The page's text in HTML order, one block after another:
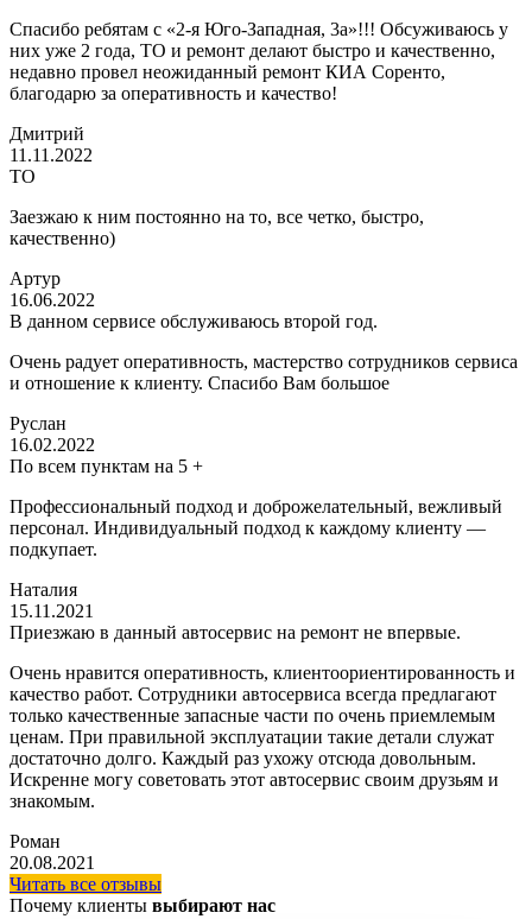
Спасибо ребятам с «2-я Юго-Западная, 3а»!!! Обсуживаюсь у
них уже 2 года, ТО и ремонт делают быстро и качественно,
недавно провел неожиданный ремонт КИА Соренто,
благодарю за оперативность и качество!
Дмитрий
11.11.2022
ТО
Заезжаю к ним постоянно на то, все четко, быстро,
качественно)
Артур
16.06.2022
В данном сервисе обслуживаюсь второй год.
Очень радует оперативность, мастерство сотрудников сервиса
и отношение к клиенту. Спасибо Вам большое
Руслан
16.02.2022
По всем пунктам на 5 +
Профессиональный подход и доброжелательный, вежливый
персонал. Индивидуальный подход к каждому клиенту —
подкупает.
Наталия
15.11.2021
Приезжаю в данный автосервис на ремонт не впервые.
Очень нравится оперативность, клиентоориентированность и
качество работ. Сотрудники автосервиса всегда предлагают
только качественные запасные части по очень приемлемым
ценам. При правильной эксплуатации такие детали служат
достаточно долго. Каждый раз ухожу отсюда довольным.
Искренне могу советовать этот автосервис своим друзьям и
знакомым.
Роман
20.08.2021
Читать все отзывы
Почему клиенты выбирают нас